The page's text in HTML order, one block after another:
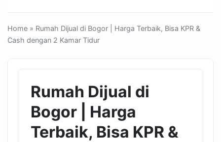
Home » Rumah Dijual di Bogor | Harga Terbaik, Bisa KPR &
Cash dengan 2 Kamar Tidur
Rumah Dijual di
Bogor | Harga
Terbaik, Bisa KPR &